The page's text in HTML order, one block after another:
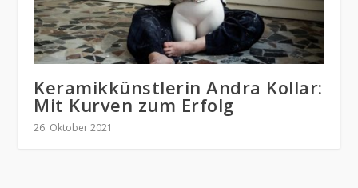
Keramikkünstlerin Andra Kollar:
Mit Kurven zum Erfolg
26. Oktober 2021